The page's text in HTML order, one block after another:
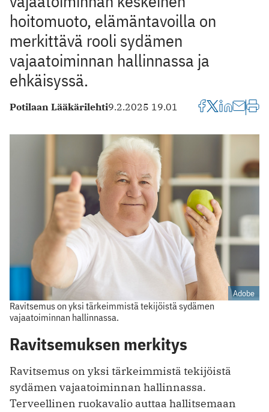
hoitomuoto, elämäntavoilla on
merkittävä rooli sydämen
vajaatoiminnan hallinnassa ja
ehkäisyssä.
Potilaan Lääkärilehti9.2.2025 19.01
Adobe
Ravitsemus on yksi tärkeimmistä tekijöistä sydämen
vajaatoiminnan hallinnassa.
Ravitsemuksen merkitys
Ravitsemus on yksi tärkeimmistä tekijöistä
sydämen vajaatoiminnan hallinnassa.
Terveellinen ruokavalio auttaa hallitsemaan